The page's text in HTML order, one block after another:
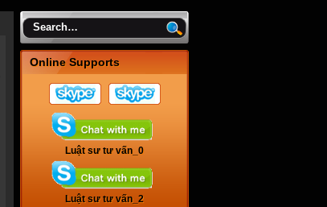
Online Supports
Luật sư tư vấn_0
Luật sư tư vấn_2